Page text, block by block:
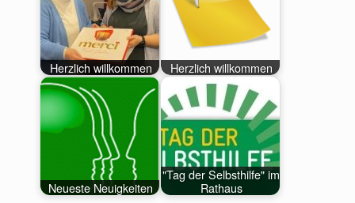
Herzlich willkommen Herzlich willkommen
Neueste Neuigkeiten
"Tag der Selbsthilfe" im
Rathaus